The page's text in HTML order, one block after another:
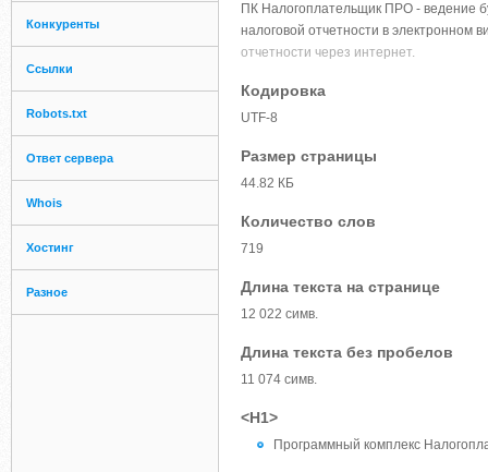
Конкуренты
Ссылки
Robots.txt
Ответ сервера
Whois
Хостинг
Разное
ПК Налогоплательщик ПРО - ведение
налоговой отчетности в электронном
отчетности через интернет.
Кодировка
UTF-8
Размер страницы
44.82 КБ
Количество слов
719
Длина текста на странице
12 022 симв.
Длина текста без пробелов
11 074 симв.
<H1>
Программный комплекс